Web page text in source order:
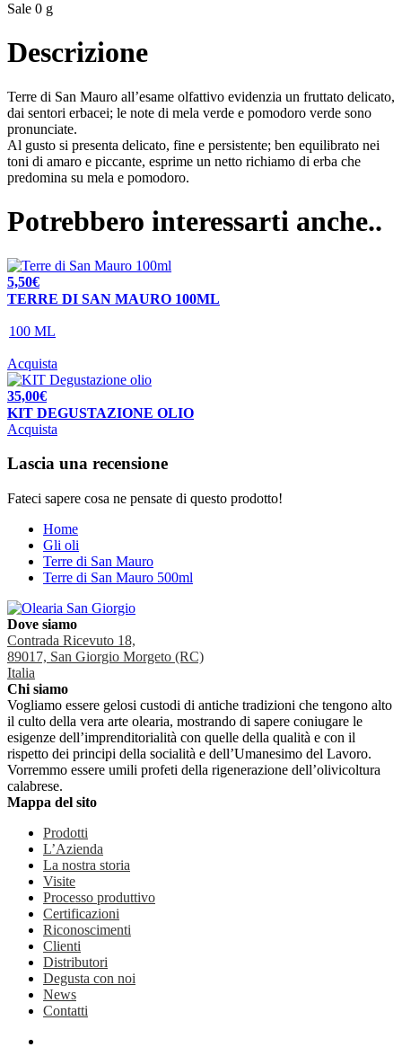
Sale 0 g
Descrizione
Terre di San Mauro all’esame olfattivo evidenzia un fruttato delicato,
dai sentori erbacei; le note di mela verde e pomodoro verde sono
pronunciate.
Al gusto si presenta delicato, fine e persistente; ben equilibrato nei
toni di amaro e piccante, esprime un netto richiamo di erba che
predomina su mela e pomodoro.
Potrebbero interessarti anche..
5,50€
TERRE DI SAN MAURO 100ML
100 ML
Acquista
35,00€
KIT DEGUSTAZIONE OLIO
Acquista
Lascia una recensione
Fateci sapere cosa ne pensate di questo prodotto!
Home
Gli oli
Terre di San Mauro
Terre di San Mauro 500ml
Dove siamo
Contrada Ricevuto 18,
89017, San Giorgio Morgeto (RC)
Italia
Chi siamo
Vogliamo essere gelosi custodi di antiche tradizioni che tengono alto
il culto della vera arte olearia, mostrando di sapere coniugare le
esigenze dell’imprenditorialità con quelle della qualità e con il
rispetto dei principi della socialità e dell’Umanesimo del Lavoro.
Vorremmo essere umili profeti della rigenerazione dell’olivicoltura
calabrese.
Mappa del sito
Prodotti
L’Azienda
La nostra storia
Visite
Processo produttivo
Certificazioni
Riconoscimenti
Clienti
Distributori
Degusta con noi
News
Contatti